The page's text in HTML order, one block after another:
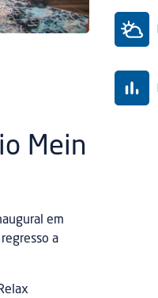
Mein
em
a